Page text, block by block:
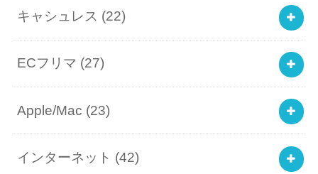
キャシュレス (22)
ECフリマ (27)
Apple/Mac (23)
インターネット (42)